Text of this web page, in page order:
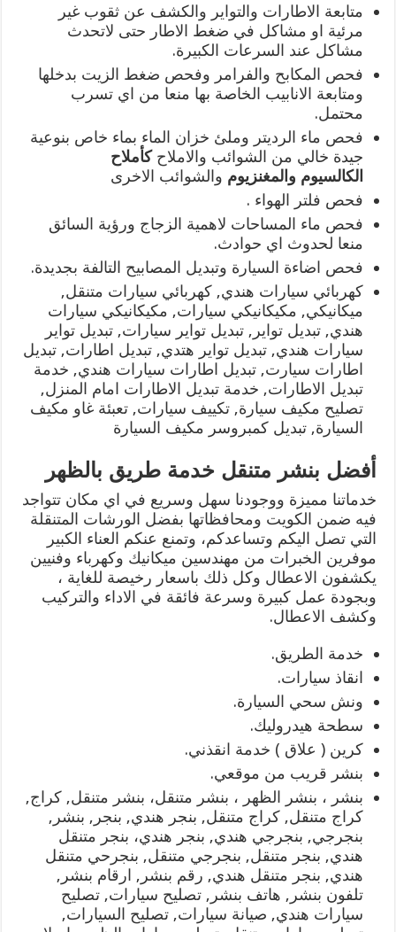
متابعة الاطارات والتواير والكشف عن ثقوب غير
مرئية او مشاكل في ضغط الاطار حتى لاتحدث
مشاكل عند السرعات الكبيرة.
فحص المكابح والفرامر وفحص ضغط الزيت بدخلها
ومتابعة الانابيب الخاصة بها منعا من اي تسرب
محتمل.
فحص ماء الرديتر وملئ خزان الماء بماء خاص بنوعية
جيدة خالي من الشوائب والاملاحكأملاح
الكالسيوم والمغنزيوم والشوائب الاخرى
فحص فلتر الهواء .
فحص ماء المساحات لاهمية الزجاج ورؤية السائق
منعا لحدوث اي حوادث.
فحص اضاءة السيارة وتبديل المصابيح التالفة بجديدة.
كهربائي سيارات هندي, كهربائي سيارات متنقل,
ميكانيكي, مكيكانيكي سيارات, مكيكانيكي سيارات
هندي, تبديل تواير, تبديل تواير سيارات, تبديل تواير
سيارات هندي, تبديل تواير هتدي, تبديل اطارات, تبديل
اطارات سيارت, تبديل اطارات سيارات هندي, خدمة
تبديل الاطارات, خدمة تبديل الاطارات امام المنزل,
تصليح مكيف سيارة, تكييف سيارات, تعبئة غاو مكيف
السيارة, تبديل كمبروسر مكيف السيارة
أفضل بنشر متنقل خدمة طريق بالظهر
خدماتنا مميزة ووجودنا سهل وسريع في اي مكان تتواجد
فيه ضمن الكويت ومحافظاتها بفضل الورشات المتنقلة
التي تصل اليكم وتساعدكم، وتمنع عنكم العناء الكبير
موفرين الخبرات من مهندسين ميكانيك وكهرباء وفنيين
يكشفون الاعطال وكل ذلك باسعار رخيصة للغاية ،
وبجودة عمل كبيرة وسرعة فائقة في الاداء والتركيب
وكشف الاعطال.
خدمة الطريق.
انقاذ سيارات.
ونش سحي السيارة.
سطحة هيدروليك.
كرين ( علاق ) خدمة انقذني.
بنشر قريب من موقعي.
بنشر ، بنشر الظهر ، بنشر متنقل، بنشر متنقل, كراج,
كراج متنقل, كراج متنقل, بنجر هندي, بنجر, بنشر,
بنجرجي, بنجرجي هندي, بنجر هندي، بنجر متنقل
هندي, بنجر متنقل, بنجرجي متنقل, بنجرحي متنقل
هندي, بنجر متنقل هندي, رقم بنشر, ارقام بنشر,
تلفون بنشر, هاتف بنشر, تصليح سيارات, تصليح
سيارات هندي, صيانة سيارات, تصليح السيارات,